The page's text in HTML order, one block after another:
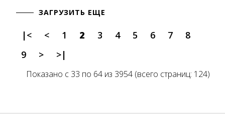
ЗАГРУЗИТЬ ЕЩЕ
|< < 1 2 3 4 5 6 7
8
9
> >|
Показано с 33 по 64 из 3954 (всего страниц: 124)